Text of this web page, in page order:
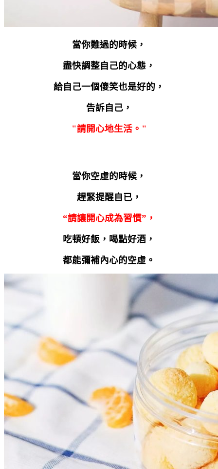
當你難過的時候，
盡快調整自己的心態，
給自己一個傻笑也是好的，
告訴自己，
"請開心地生活。 "
當你空虛的時候，
趕緊提醒自已，
“請讓開心成為習慣”，
吃頓好飯，喝點好酒，
都能彌補內心的空虛。